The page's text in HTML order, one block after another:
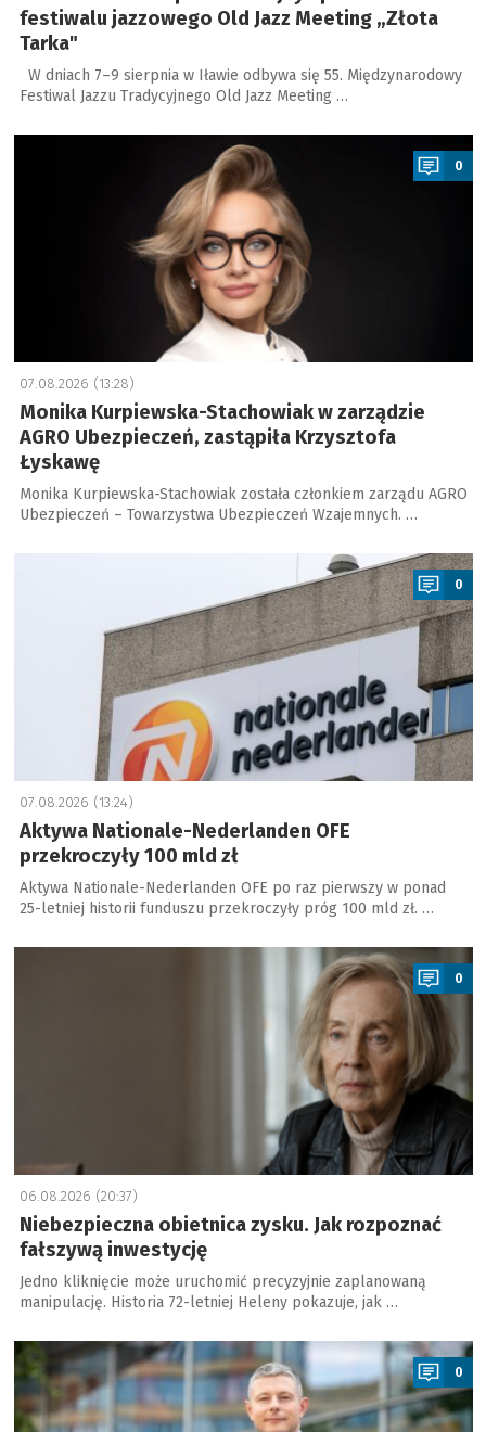
festiwalu jazzowego Old Jazz Meeting „Złota
Tarka"
W dniach 7–9 sierpnia w Iławie odbywa się 55. Międzynarodowy
Festiwal Jazzu Tradycyjnego Old Jazz Meeting …
a
0
07.08.2026 (13:28)
Monika Kurpiewska-Stachowiak w zarządzie
AGRO Ubezpieczeń, zastąpiła Krzysztofa
Łyskawę
Monika Kurpiewska-Stachowiak została członkiem zarządu AGRO
Ubezpieczeń – Towarzystwa Ubezpieczeń Wzajemnych. …
0
07.08.2026 (13:24)
Aktywa Nationale-Nederlanden OFE
przekroczyły 100 mld zł
Aktywa Nationale-Nederlanden OFE po raz pierwszy w ponad
25-letniej historii funduszu przekroczyły próg 100 mld zł. …
a
0
06.08.2026 (20:37)
Niebezpieczna obietnica zysku. Jak rozpoznać
fałszywą inwestycję
Jedno kliknięcie może uruchomić precyzyjnie zaplanowaną
manipulację. Historia 72-letniej Heleny pokazuje, jak …
a
0